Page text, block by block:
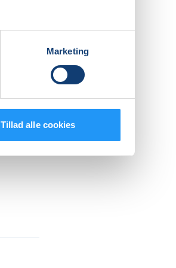
Marketing
Tillad alle cookies
lidt